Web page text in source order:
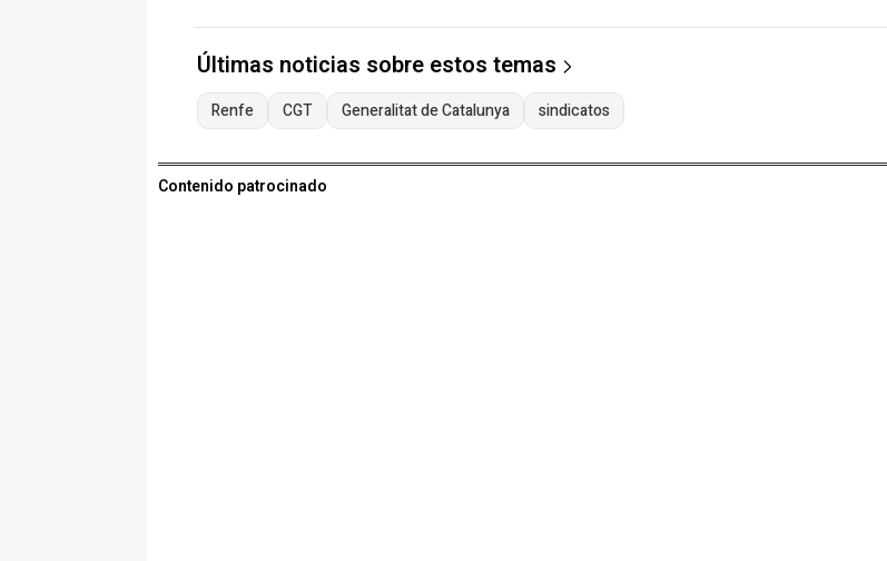
Últimas noticias sobre estos temas
Renfe CGT Generalitat de Catalunya sindicatos
Contenido patrocinado